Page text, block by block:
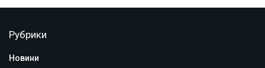
Рубрики
Новини